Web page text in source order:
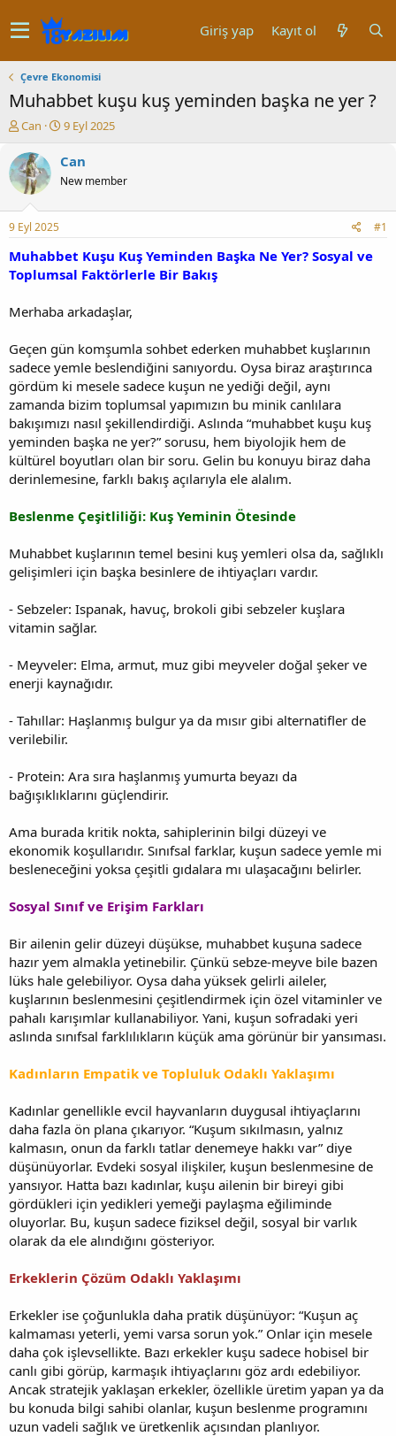
Giriş yap Kayıt ol
Çevre Ekonomisi
Muhabbet kuşu kuş yeminden başka ne yer ?
K
n
u
y
b
a
ş
a
a
Can
B
ş
a
ç
a
i
i
9 Eyl 2025
Can
New member
9 Eyl 2025 #1
Muhabbet Kuşu Kuş Yeminden Başka Ne Yer? Sosyal ve
Toplumsal Faktörlerle Bir Bakış
Merhaba arkadaşlar,
Geçen gün komşumla sohbet ederken muhabbet kuşlarının
sadece yemle beslendiğini sanıyordu. Oysa biraz araştırınca
gördüm ki mesele sadece kuşun ne yediği değil, aynı
zamanda bizim toplumsal yapımızın bu minik canlılara
bakışımızı nasıl şekillendirdiği. Aslında “muhabbet kuşu kuş
yeminden başka ne yer?” sorusu, hem biyolojik hem de
kültürel boyutları olan bir soru. Gelin bu konuyu biraz daha
derinlemesine, farklı bakış açılarıyla ele alalım.
Beslenme Çeşitliliği: Kuş Yeminin Ötesinde
Muhabbet kuşlarının temel besini kuş yemleri olsa da, sağlıklı
gelişimleri için başka besinlere de ihtiyaçları vardır.
- Sebzeler: Ispanak, havuç, brokoli gibi sebzeler kuşlara
vitamin sağlar.
- Meyveler: Elma, armut, muz gibi meyveler doğal şeker ve
enerji kaynağıdır.
- Tahıllar: Haşlanmış bulgur ya da mısır gibi alternatifler de
verilebilir.
- Protein: Ara sıra haşlanmış yumurta beyazı da
bağışıklıklarını güçlendirir.
Ama burada kritik nokta, sahiplerinin bilgi düzeyi ve
ekonomik koşullarıdır. Sınıfsal farklar, kuşun sadece yemle mi
besleneceğini yoksa çeşitli gıdalara mı ulaşacağını belirler.
Sosyal Sınıf ve Erişim Farkları
Bir ailenin gelir düzeyi düşükse, muhabbet kuşuna sadece
hazır yem almakla yetinebilir. Çünkü sebze-meyve bile bazen
lüks hale gelebiliyor. Oysa daha yüksek gelirli aileler,
kuşlarının beslenmesini çeşitlendirmek için özel vitaminler ve
pahalı karışımlar kullanabiliyor. Yani, kuşun sofradaki yeri
aslında sınıfsal farklılıkların küçük ama görünür bir yansıması.
Kadınların Empatik ve Topluluk Odaklı Yaklaşımı
Kadınlar genellikle evcil hayvanların duygusal ihtiyaçlarını
daha fazla ön plana çıkarıyor. “Kuşum sıkılmasın, yalnız
kalmasın, onun da farklı tatlar denemeye hakkı var” diye
düşünüyorlar. Evdeki sosyal ilişkiler, kuşun beslenmesine de
yansıyor. Hatta bazı kadınlar, kuşu ailenin bir bireyi gibi
gördükleri için yedikleri yemeği paylaşma eğiliminde
oluyorlar. Bu, kuşun sadece fiziksel değil, sosyal bir varlık
olarak da ele alındığını gösteriyor.
Erkeklerin Çözüm Odaklı Yaklaşımı
Erkekler ise çoğunlukla daha pratik düşünüyor: “Kuşun aç
kalmaması yeterli, yemi varsa sorun yok.” Onlar için mesele
daha çok işlevsellikte. Bazı erkekler kuşu sadece hobisel bir
canlı gibi görüp, karmaşık ihtiyaçlarını göz ardı edebiliyor.
Ancak stratejik yaklaşan erkekler, özellikle üretim yapan ya da
bu konuda bilgi sahibi olanlar, kuşun beslenme programını
uzun vadeli sağlık ve üretkenlik açısından planlıyor.